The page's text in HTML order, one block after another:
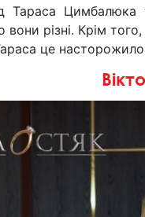
Тараса Цимбалюка
вони різні. Крім
це